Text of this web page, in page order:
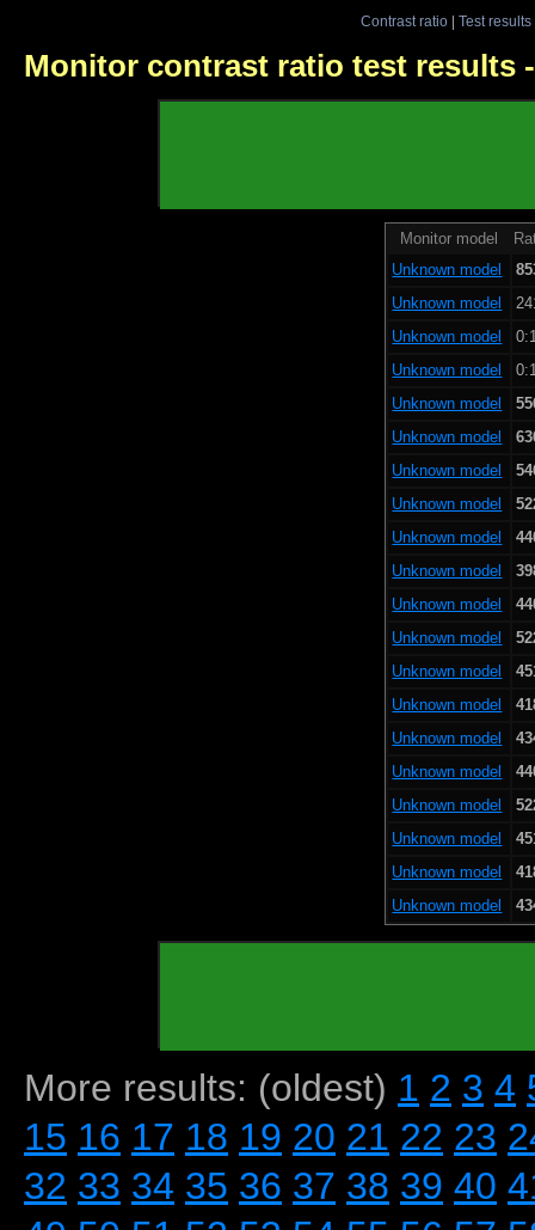
Contrast ratio| Test results
Monitor contrast ratio test results
Monitor model
Unknown model
Unknown model
Unknown model
Unknown model
Unknown model
Unknown model
Unknown model
Unknown model
Unknown model
Unknown model
Unknown model
Unknown model
Unknown model
Unknown model
Unknown model
Unknown model
Unknown model
Unknown model
Unknown model
Unknown model
More results: (oldest) 1 2 3 4
15 16 17 18 19 20 21 22 23
32 33 34 35 36 37 38 39 40